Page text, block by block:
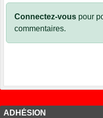
Connectez-vous pour
commentaires.
ADHÉSION